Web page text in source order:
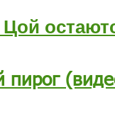
Цой
пирог